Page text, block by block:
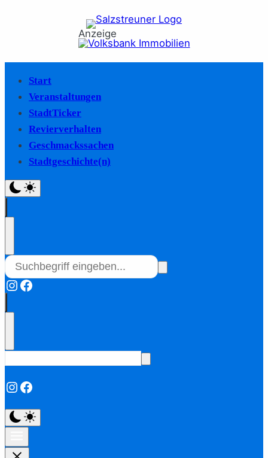
Anzeige
Start
Veranstaltungen
StadtTicker
Revierverhalten
Geschmackssachen
Stadtgeschichte(n)
Instagram
Facebook
Instagram
Facebook